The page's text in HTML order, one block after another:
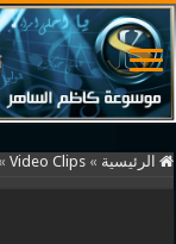
الرئيسية »
Video Clips
»